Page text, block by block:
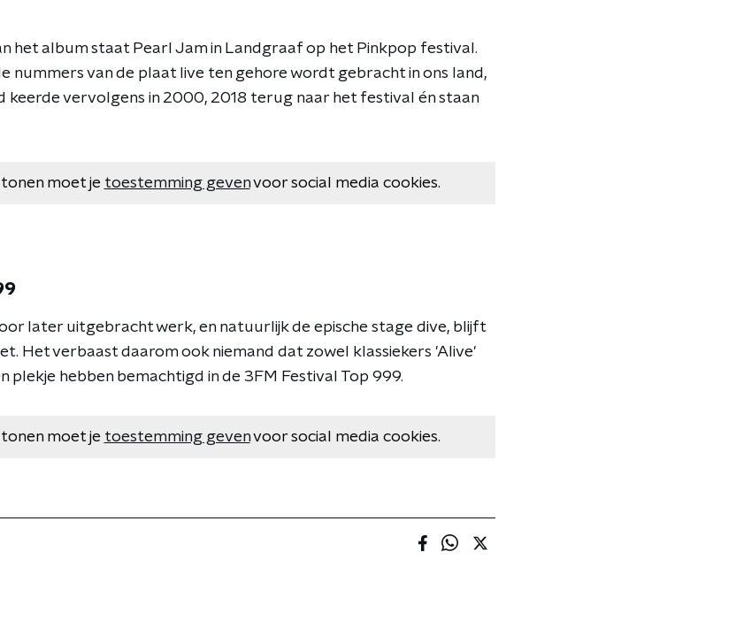
het album staat Pearl Jam in Landgraaf op het Pinkpop festival.
nummers van de plaat live ten gehore wordt gebracht in ons land,
keerde vervolgens in 2000, 2018 terug naar het festival én staan
moet je toestemming gevenvoor social media cookies.
later uitgebracht werk, en natuurlijk de epische stage dive, blijft
Het verbaast daarom ook niemand dat zowel klassiekers 'Alive'
plekje hebben bemachtigd in de 3FM Festival Top 999.
moet je toestemming gevenvoor social media cookies.